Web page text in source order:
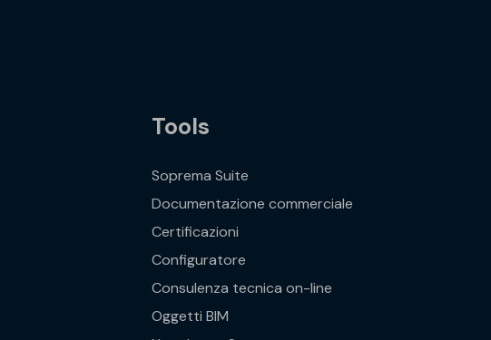
Tools
Soprema Suite
Documentazione commerciale
Certificazioni
Configuratore
Consulenza tecnica on-line
Oggetti BIM